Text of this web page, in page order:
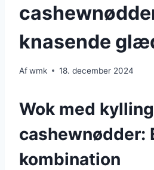
knasende
Afwmk 18. december 2024
Wok med
cashewnødder:
kombination